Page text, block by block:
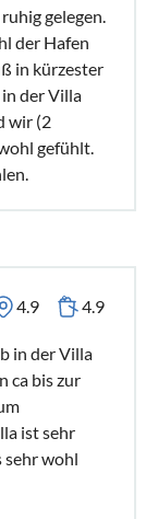
gelegen.
der Hafen
in kürzester
der Villa
wir (2
gefühlt.
4.9 4.9
in der Villa
ca bis zur
ist sehr
sehr wohl